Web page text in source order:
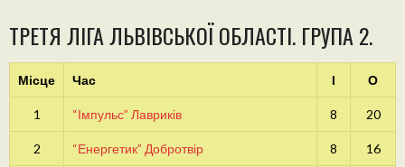
ТРЕТЯ ЛІГА ЛЬВІВСЬКОЇ ОБЛАСТІ. ГРУПА 2.
Місце Час І О
1 “Імпульс” Лавриків 8 20
2 “Енергетик” Добротвір 8 16